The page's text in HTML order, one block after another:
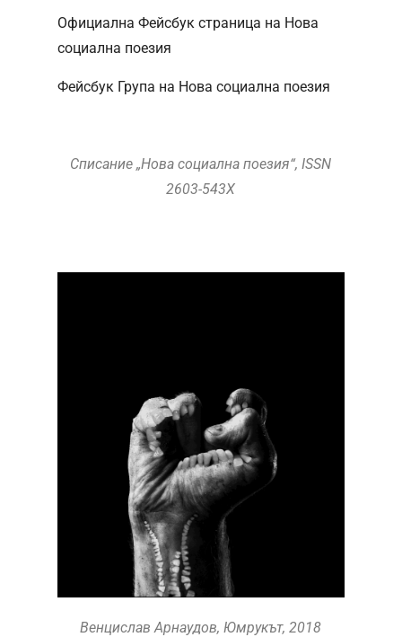
Официална Фейсбук страница на Нова
социална поезия
Фейсбук Група на Нова социална поезия
Списание „Нова социална поезия“, ISSN
2603-543X
Венцислав Арнаудов, Юмрукът, 2018